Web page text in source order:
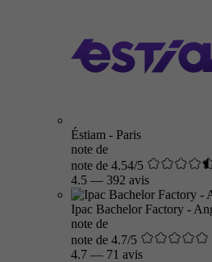
Éstiam - Paris
note de
note de 4.54/5
4.5 — 392 avis
Ipac Bachelor Factory -
note de
note de 4.7/5
4.7 — 71 avis